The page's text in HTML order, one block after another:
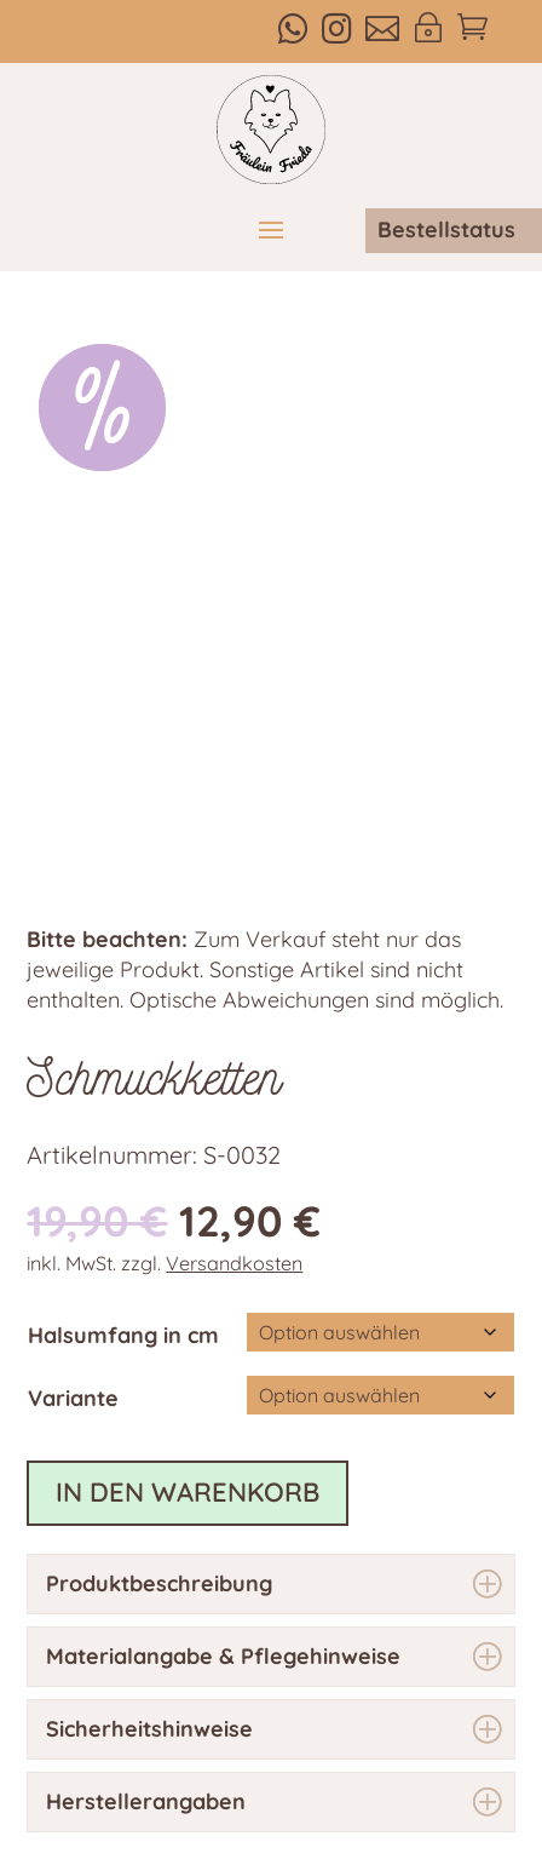

~



Bestellstatus
Bitte beachten: Zum Verkauf steht nur das
jeweilige Produkt. Sonstige Artikel sind nicht
enthalten. Optische Abweichungen sind möglich.
Schmuckketten
Artikelnummer:S-0032
19,90€ Ursprünglicher
Preis
war:
19,90 €
12,90€
12,90 €.
inkl. MwSt. zzgl.Versandkosten
Halsumfang in cm
Variante
IN DEN WARENKORB
Produktbeschreibung
Materialangabe & Pflegehinweise
Sicherheitshinweise
Herstellerangaben